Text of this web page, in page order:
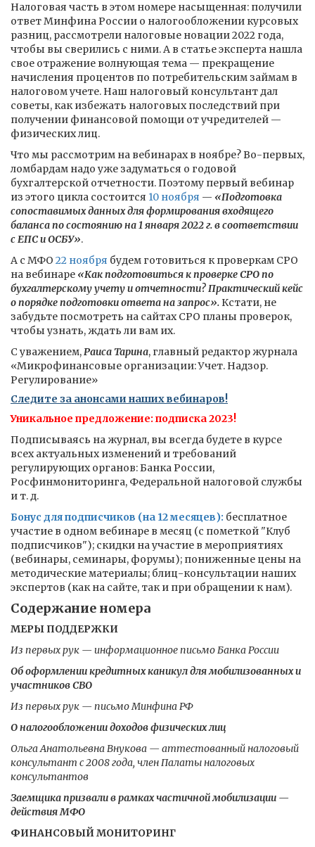
Налоговая часть в этом номере насыщенная: получили
ответ Минфина России о налогообложении курсовых
разниц, рассмотрели налоговые новации 2022 года,
чтобы вы сверились с ними. А в статье эксперта нашла
свое отражение волнующая тема — прекращение
начисления процентов по потребительским займам в
налоговом учете. Наш налоговый консультант дал
советы, как избежать налоговых последствий при
получении финансовой помощи от учредителей —
физических лиц.
Что мы рассмотрим на вебинарах в ноябре? Во-первых,
ломбардам надо уже задуматься о годовой
бухгалтерской отчетности. Поэтому первый вебинар
из этого цикла состоится 10 ноября — «Подготовка
сопоставимых данных для формирования входящего
баланса по состоянию на 1 января 2022 г. в соответствии
с ЕПС и ОСБУ».
А с МФО 22 ноября будем готовиться к проверкам СРО
на вебинаре «Как подготовиться к проверке СРО по
бухгалтерскому учету и отчетности? Практический кейс
о порядке подготовки ответа на запрос». Кстати, не
забудьте посмотреть на сайтах СРО планы проверок,
чтобы узнать, ждать ли вам их.
С уважением,Раиса Тарина, главный редактор журнала
«Микрофинансовые организации: Учет. Надзор.
Регулирование»
Следите за анонсами наших вебинаров!
Уникальное предложение: подписка 2023!
Подписываясь на журнал, вы всегда будете в курсе
всех актуальных изменений и требований
регулирующих органов: Банка России,
Росфинмониторинга, Федеральной налоговой службы
и т. д.
Бонус для подписчиков (на 12 месяцев): бесплатное
участие в одном вебинаре в месяц (с пометкой "Клуб
подписчиков"); скидки на участие в мероприятиях
(вебинары, семинары, форумы); пониженные цены на
методические материалы; блиц-консультации наших
экспертов (как на сайте, так и при обращении к нам).
Содержание номера
МЕРЫ ПОДДЕРЖКИ
Из первых рук — информационное письмо Банка России
Об оформлении кредитных каникул для мобилизованных и
участников СВО
Из первых рук — письмо Минфина РФ
О налогообложении доходов физических лиц
Ольга Анатольевна Внукова — аттестованный налоговый
консультант с 2008 года, член Палаты налоговых
консультантов
Заемщика призвали в рамках частичной мобилизации —
действия МФО
ФИНАНСОВЫЙ МОНИТОРИНГ